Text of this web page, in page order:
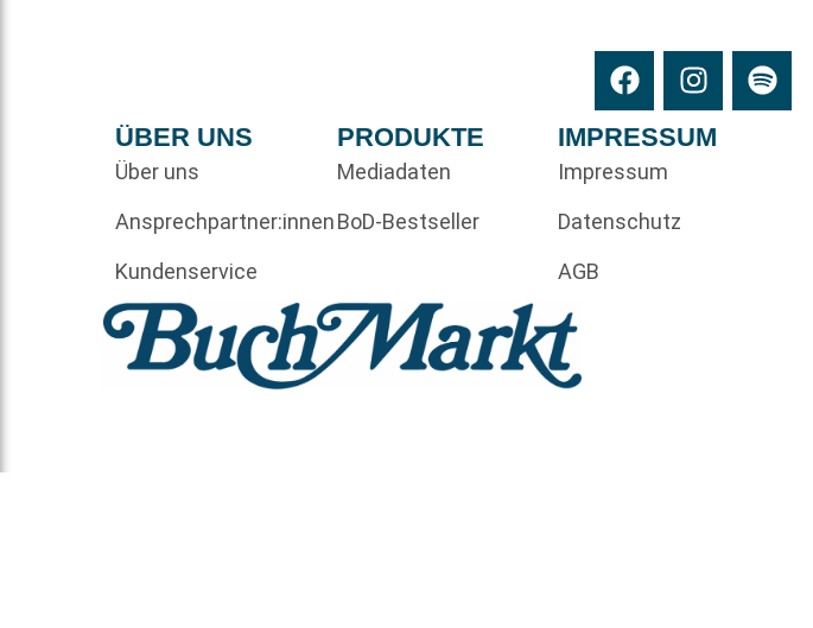
ÜBER UNS
Über uns
Ansprechpartner:innen
Kundenservice
PRODUKTE
Mediadaten
BoD-Bestseller
IMPRESSUM
Impressum
Datenschutz
AGB